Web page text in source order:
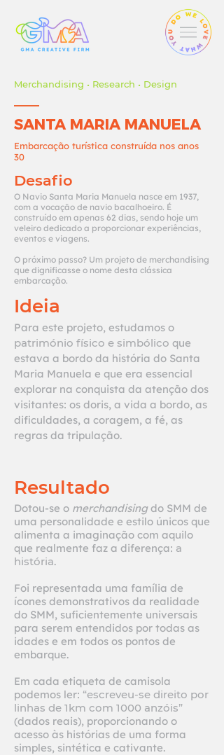
Merchandising • Research • Design
SANTA MARIA MANUELA
Embarcação turística construída nos anos
30
Desafio
O Navio Santa Maria Manuela nasce em 1937,
com a vocação de navio bacalhoeiro. É
construído em apenas 62 dias, sendo hoje um
veleiro dedicado a proporcionar experiências,
eventos e viagens.
O próximo passo? Um projeto de merchandising
que dignificasse o nome desta clássica
embarcação.
Ideia
Para este projeto, estudamos o
património físico e simbólico que
estava a bordo da história do Santa
Maria Manuela e que era essencial
explorar na conquista da atenção dos
visitantes: os doris, a vida a bordo, as
dificuldades, a coragem, a fé, as
regras da tripulação.
Resultado
Dotou-se o merchandisingdo SMM de
uma personalidade e estilo únicos que
alimenta a imaginação com aquilo
que realmente faz a diferença: a
história.
Foi representada uma família de
ícones demonstrativos da realidade
do SMM, suficientemente universais
para serem entendidos por todas as
idades e em todos os pontos de
embarque.
Em cada etiqueta de camisola
podemos ler: “escreveu-se direito por
linhas de 1km com 1000 anzóis”
(dados reais), proporcionando o
acesso às histórias de uma forma
simples, sintética e cativante.